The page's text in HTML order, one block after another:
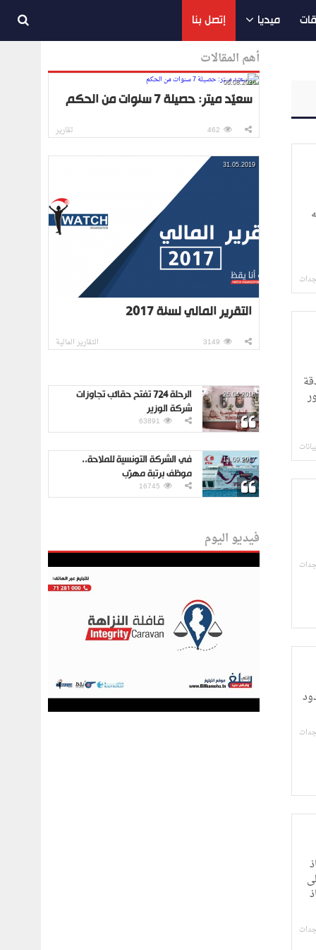
ميديا إتصل بنا
الدستور
بيانات
أهم المقالات
06.08.2026
سعيّد ميتر: حصيلة 7 سنوات من الحكم
تقارير 462
31.05.2019
التقرير المالي لسنة 2017
التقارير المالية 3149
26.04.2018
الرحلة 724 تفتح حقائب تجاوزات
شركة الوزير
63891
11.09.2017
في الشركة التونسية للملاحة..
موظف برتبة مهرّب
16745
فيديو اليوم